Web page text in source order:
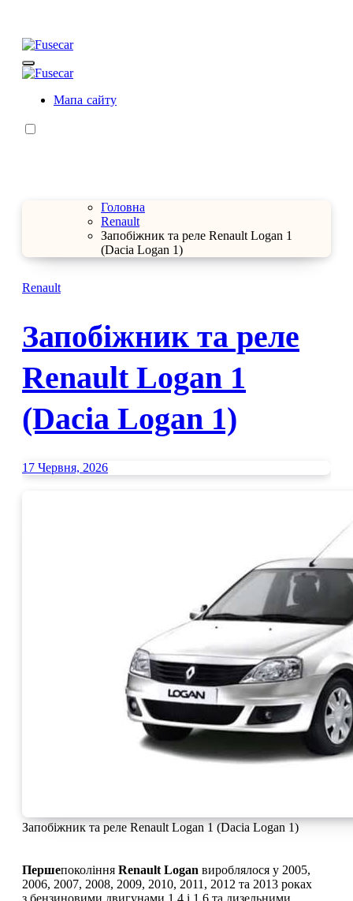
контенту
Fusecar
Розшифровка запобіжників та реле
Розшифровка запобіжників та реле
Мапа сайту
Головна
Renault
Запобіжник та реле Renault Logan 1
(Dacia Logan 1)
Renault
Запобіжник та реле
Renault Logan 1
(Dacia Logan 1)
17 Червня, 2026
Запобіжник та реле Renault Logan 1 (Dacia Logan 1)
Першепокоління Renault Logan вироблялося у 2005,
2006, 2007, 2008, 2009, 2010, 2011, 2012 та 2013 роках
з бензиновими двигунами 1,4 і 1,6 та дизельними